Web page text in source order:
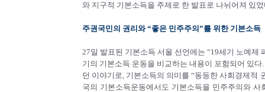
와 지구적 기본소득을 주제로 한 발표로 나뉘어져 있
주권국민의 권리와 “좋은 민주주의”를 위한 기본소득
27일 발표된 기본소득 서울 선언에는 “19세기 노예제
기의 기본소득 운동을 비교하는 내용이 포함되어 있
던 이야기로, 기본소득의 의미를 “동등한 사회경제적
국의 기본소득운동에서도 기본소득을 민주주의와